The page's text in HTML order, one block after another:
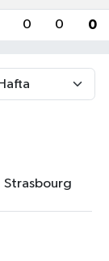
0 0 0
Strasbourg